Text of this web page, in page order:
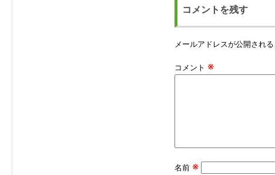
コメントを残す
メールアドレスが公開される
コメント ※
名前 ※